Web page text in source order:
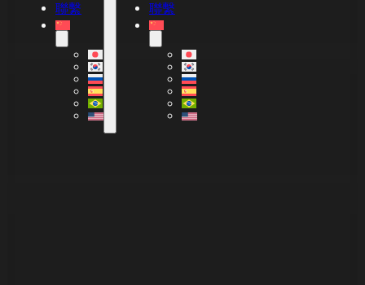
聯繫
聯繫